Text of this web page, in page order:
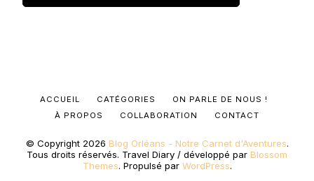
© Copyright 2026 Blog Orléans - Notre Carnet d'Aventures.
Tous droits réservés. Travel Diary / développé par Blossom
Themes. Propulsé par WordPress.
ACCUEIL CATÉGORIES
ON PARLE DE NOUS !
À PROPOS
COLLABORATION CONTACT